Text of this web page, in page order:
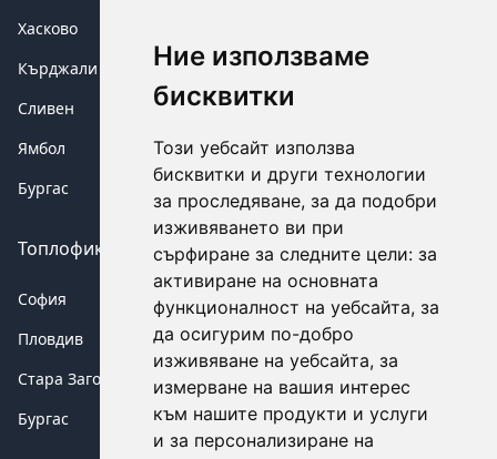
Ние използваме
бисквитки
Този уебсайт използва
бисквитки и други технологии
за проследяване, за да подобри
изживяването ви при
сърфиране за следните цели: за
активиране на основната
функционалност на уебсайта, за
да осигурим по-добро
изживяване на уебсайта, за
измерване на вашия интерес
към нашите продукти и услуги
и за персонализиране на
Хасково
Кърджали
Сливен
Ямбол
Бургас
Топлофикация аварии
София
Пловдив
Стара Загора
Бургас